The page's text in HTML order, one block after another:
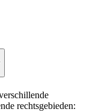
rechtsgebieden: